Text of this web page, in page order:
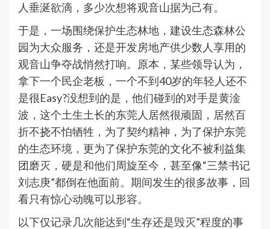
人垂涎欲滴，多少次想将观音山据为己有。
于是，一场围绕保护生态林地，建设生态森林公
园为大众服务，还是开发房地产供少数人享用的
观音山争夺战悄然打响。原本，某些领导认为，
拿下一个民企老板，一个不到40岁的年轻人还不
是很Easy?没想到的是，他们碰到的对手是黄淦
波，这个土生土长的东莞人居然很顽固，居然百
折不挠不怕牺牲，为了契约精神，为了保护东莞
的生态环境，更为了保护东莞的文化不被利益集
团磨灭，硬是和他们周旋至今，甚至像“三禁书记
刘志庚”都倒在他面前。期间发生的很多故事，回
看只有惊心动魄可以形容。
以下仅记录几次能达到“生存还是毁灭”程度的事